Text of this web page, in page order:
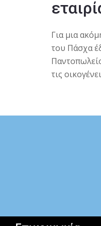
Για μια
του Πάσχα
τις